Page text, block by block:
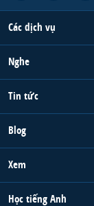
Các dịch vụ
Nghe
Tin tức
Blog
Xem
Học tiếng Anh